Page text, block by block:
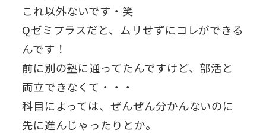
これ以外ないです・笑
Qゼミプラスだと、ムリせずにコレができる
んです！
前に別の塾に通ってたんですけど、部活と
両立できなくて・・・
科目によっては、ぜんぜん分かんないのに
先に進んじゃったりとか。